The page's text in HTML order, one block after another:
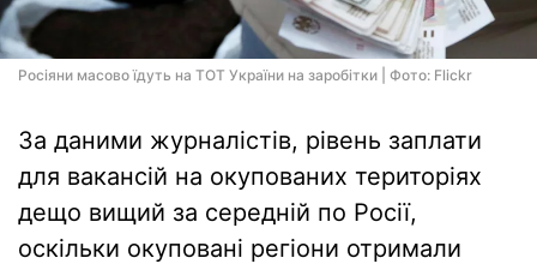
Росіяни масово їдуть на ТОТ України на заробітки | Фото: Flickr
За даними журналістів, рівень заплати
для вакансій на окупованих територіях
дещо вищий за середній по Росії,
оскільки окуповані регіони отримали